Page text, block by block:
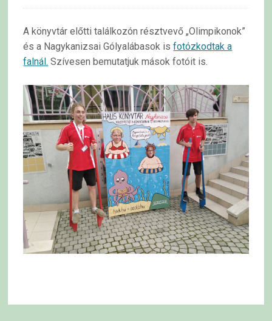
A könyvtár előtti találkozón résztvevő „Olimpikonok”
és a Nagykanizsai Gólyalábasok isfotózkodtak a
falnál. Szívesen bemutatjuk mások fotóit is.